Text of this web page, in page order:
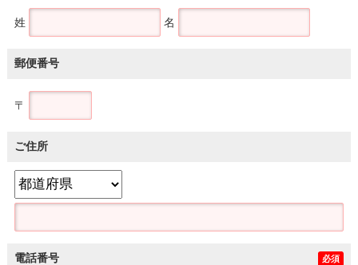
姓 名
郵便番号
〒
ご住所
電話番号 必須